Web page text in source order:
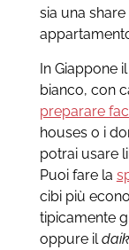
sia una
In Giappone
bianco, con
preparare
houses o i
potrai usare
Puoi fare la
cibi più
tipicamente
oppure il